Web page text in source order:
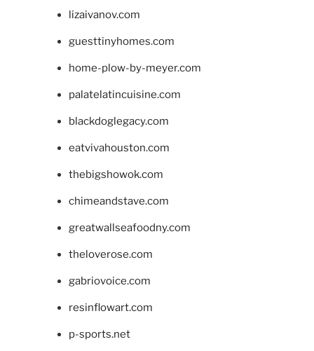
lizaivanov.com
guesttinyhomes.com
home-plow-by-meyer.com
palatelatincuisine.com
blackdoglegacy.com
eatvivahouston.com
thebigshowok.com
chimeandstave.com
greatwallseafoodny.com
theloverose.com
gabriovoice.com
resinflowart.com
p-sports.net